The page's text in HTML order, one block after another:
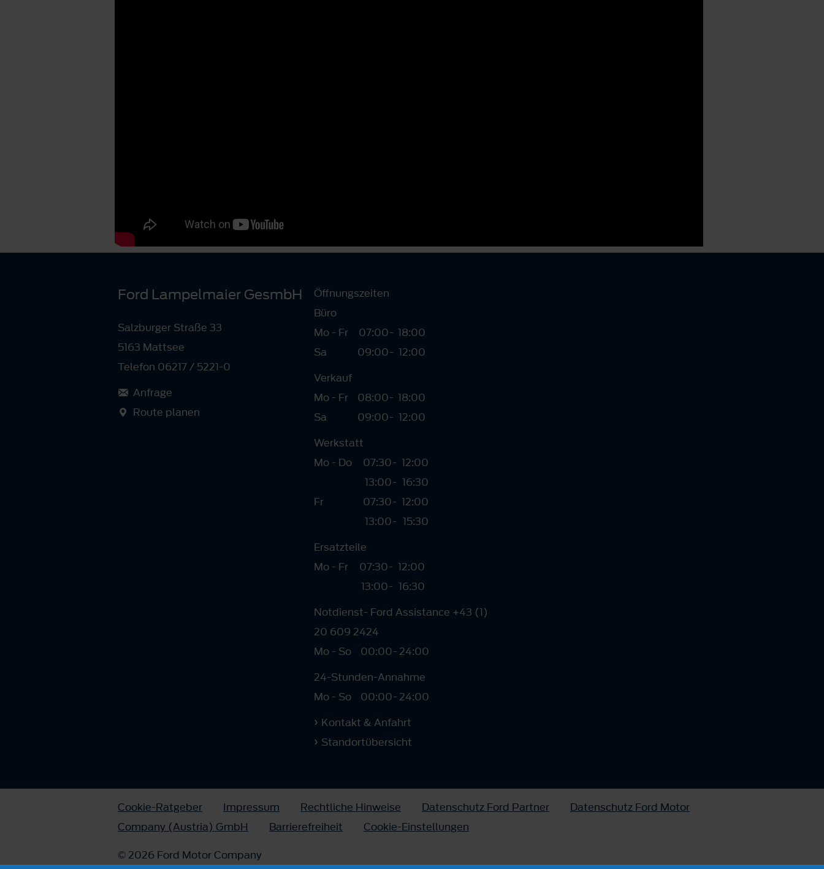
Ford Lampelmaier GesmbH
Salzburger Straße 33
5163 Mattsee
Telefon 06217 / 5221-0
Anfrage
Route planen
Öffnungszeiten
Büro
Mo - Fr
07:00- 18:00
Sa
09:00- 12:00
Verkauf
Mo - Fr
08:00- 18:00
Sa
09:00- 12:00
Werkstatt
Mo - Do
07:30
13:00
-
-
12:00
16:30
Fr
07:30
13:00
-
-
12:00
15:30
Ersatzteile
Mo - Fr
07:30
13:00
-
-
12:00
16:30
Notdienst- Ford Assistance +43 (1)
20 609 2424
Mo - So
00:00-24:00
24-Stunden-Annahme
Mo - So
00:00-24:00
Kontakt & Anfahrt
Standortübersicht
Cookie-Ratgeber Impressum Rechtliche Hinweise Datenschutz Ford Partner
Datenschutz Ford Motor
Company (Austria) GmbH
Barrierefreiheit
Cookie-Einstellungen
© 2026 Ford Motor Company